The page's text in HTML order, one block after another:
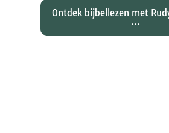
Ontdek bijbellezen met
...